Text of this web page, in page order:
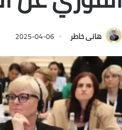
هانى خاطر 2025-04-06